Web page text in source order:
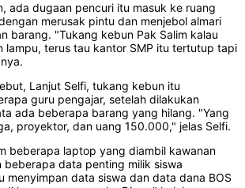
ada dugaan pencuri itu masuk ke ruang
merusak pintu dan menjebol almari
barang. "Tukang kebun Pak Salim kalau
lampu, terus tau kantor SMP itu tertutup tapi
Lanjut Selfi, tukang kebun itu
guru pengajar, setelah dilakukan
ada beberapa barang yang hilang. "Yang
proyektor, dan uang 150.000," jelas Selfi.
beberapa laptop yang diambil kawanan
beberapa data penting milik siswa
menyimpan data siswa dan data dana BOS